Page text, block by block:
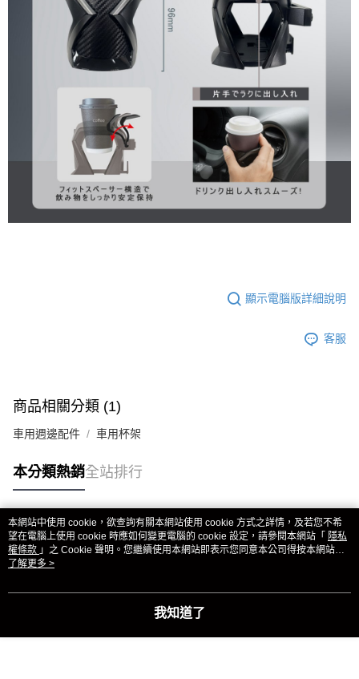
顯示電腦版詳細說明
客服
商品相關分類 (1)
車用週邊配件 車用杯架
本分類熱銷全站排行
熱門標籤
本網站中使用 cookie，欲查詢有關本網站使用 cookie 方式之詳情，及若您不希
望在電腦上使用 cookie 時應如何變更電腦的 cookie 設定，請參閱本網站「 隱私
權條款 」之 Cookie 聲明。您繼續使用本網站即表示您同意本公司得按本網站使
用條款之 Cookie 聲明使用 cookie。
了解更多 >
我知道了